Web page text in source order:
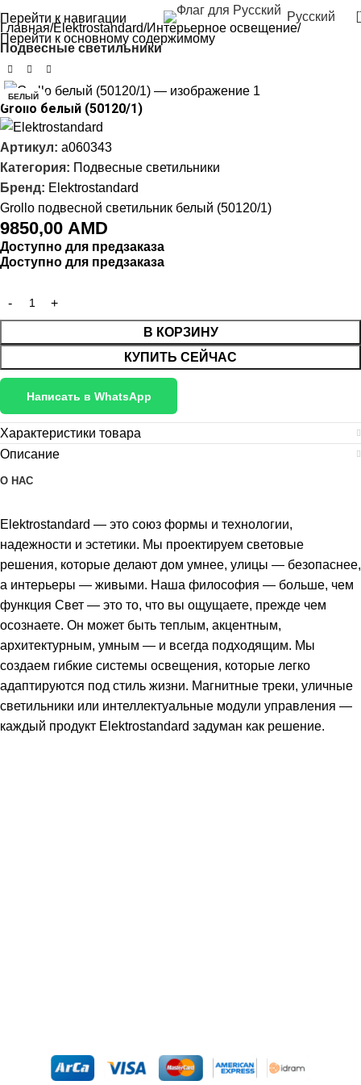
Перейти к навигации
Перейти к основному содержимому
Русский
Главная Elektrostandard Интерьерное освещение
Подвесные светильники
БЕЛЫЙ
Grollo белый (50120/1)
Артикул: a060343
Категория: Подвесные светильники
Бренд: Elektrostandard
Grollo подвесной светильник белый (50120/1)
9850,00 AMD
Доступно для предзаказа
Доступно для предзаказа
В КОРЗИНУ
КУПИТЬ СЕЙЧАС
Написать в WhatsApp
Характеристики товара
Описание
О НАС
Elektrostandard — это союз формы и технологии,
надежности и эстетики. Мы проектируем световые
решения, которые делают дом умнее, улицы — безопаснее,
а интерьеры — живыми. Наша философия — больше, чем
функция Свет — это то, что вы ощущаете, прежде чем
осознаете. Он может быть теплым, акцентным,
архитектурным, умным — и всегда подходящим. Мы
создаем гибкие системы освещения, которые легко
адаптируются под стиль жизни. Магнитные треки, уличные
светильники или интеллектуальные модули управления —
каждый продукт Elektrostandard задуман как решение.